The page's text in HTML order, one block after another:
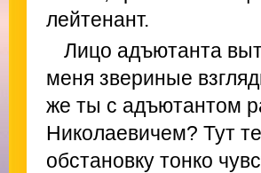
лейтенант.
Лицо адъютанта
меня звериные
же ты с адъютантом
Николаевичем? Тут
обстановку тонко